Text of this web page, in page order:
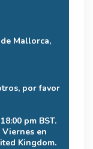
Mallorca,
por favor
pm BST.
Viernes en
Kingdom.